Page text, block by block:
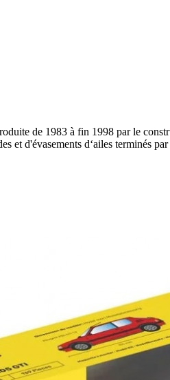
de 1983 à fin 1998 par le
et d'évasements d‘ailes terminés